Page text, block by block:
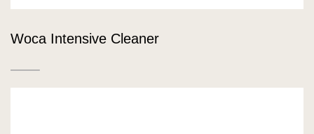
Woca Intensive Cleaner